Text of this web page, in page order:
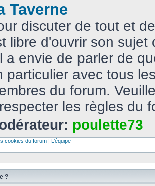
Taverne
discuter de tout et
libre d'ouvrir son sujet
a envie de parler de
particulier avec tous
du forum.
les règles du
poulette73
cookies du forum | L’équipe
?